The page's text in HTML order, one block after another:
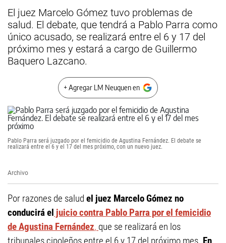
El juez Marcelo Gómez tuvo problemas de
salud. El debate, que tendrá a Pablo Parra como
único acusado, se realizará entre el 6 y 17 del
próximo mes y estará a cargo de Guillermo
Baquero Lazcano.
+ Agregar LM Neuquen en
Pablo Parra será juzgado por el femicidio de Agustina Fernández. El debate se
realizará entre el 6 y el 17 del mes próximo, con un nuevo juez.
Archivo
Por razones de salud el juez Marcelo Gómez no
conducirá el juicio contra Pablo Parra por el femicidio
de Agustina Fernández, que se realizará en los